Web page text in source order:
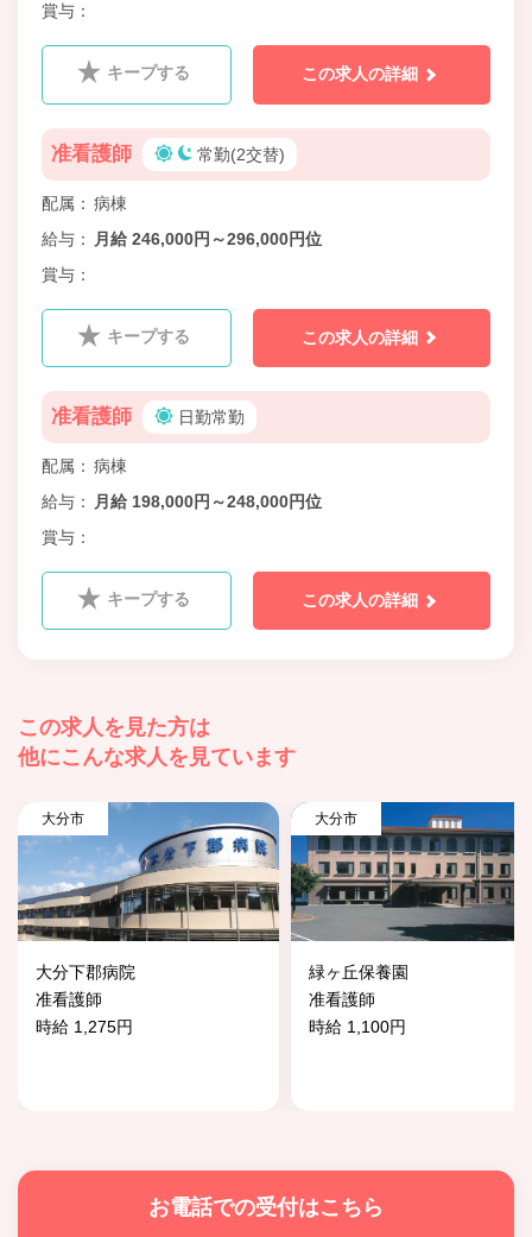
賞与
キープする この求人の詳細
准看護師 常勤(2交替)
配属
病棟
給与
月給 246,000円～296,000円位
賞与
キープする この求人の詳細
准看護師 日勤常勤
配属
病棟
給与
月給 198,000円～248,000円位
賞与
キープする この求人の詳細
この求人を見た方は
他にこんな求人を見ています
大分市
大分下郡病院
准看護師
時給 1,275円
大分市
緑ヶ丘保養園
准看護師
時給 1,100円
お電話での受付はこちら